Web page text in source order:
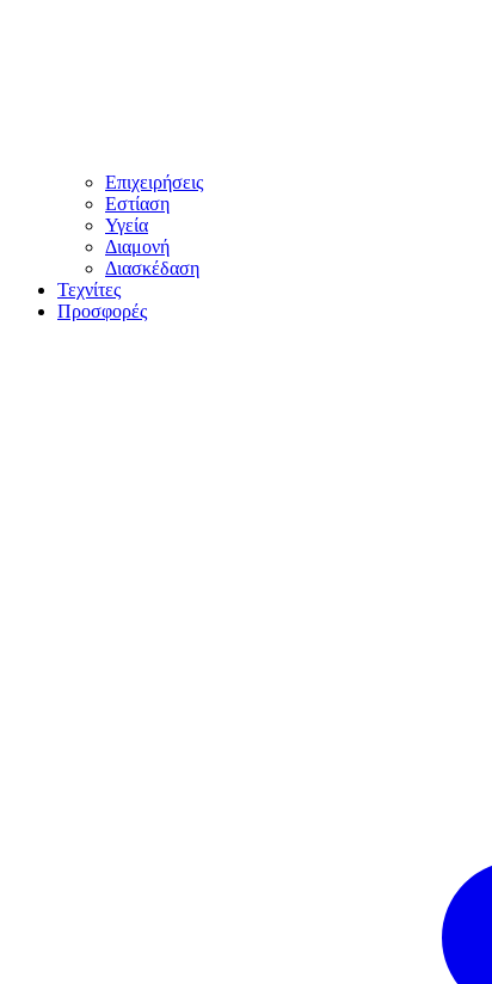
Επιχειρήσεις
Εστίαση
Υγεία
Διαμονή
Διασκέδαση
Τεχνίτες
Προσφορές